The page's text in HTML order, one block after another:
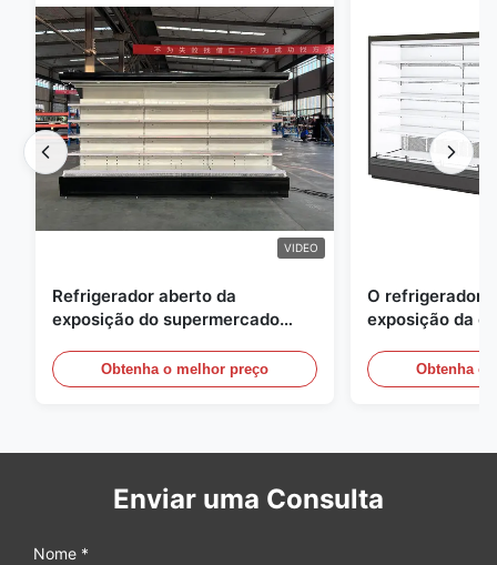
VIDEO
Refrigerador aberto da
exposição do supermercado
iluminação do diodo emissor de
luz
Obtenha o melhor preço
O refrigerador
exposição da
vitrinasObtenha o
Enviar uma Consulta
Nome *